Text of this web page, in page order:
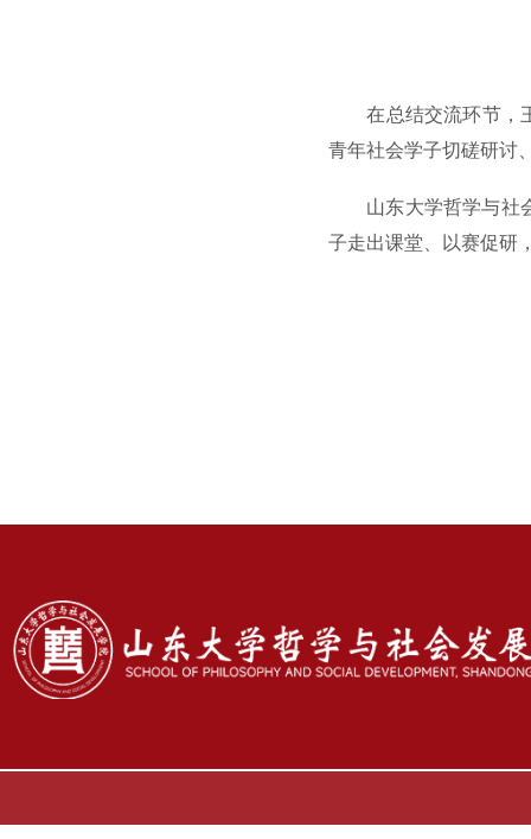
在总结交流环节，
青年社会学子切磋研讨
山东大学哲学与社
子走出课堂、以赛促研